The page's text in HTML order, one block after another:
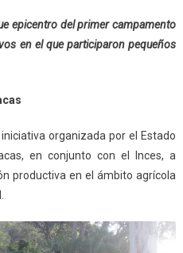
epicentro del primer campamento
en el que participaron pequeños
organizada por el Estado
en conjunto con el Inces, a
productiva en el ámbito agrícola